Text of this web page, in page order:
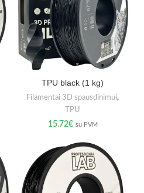
TPU black (1 kg)
Filamentai 3D spausdinimui,
TPU
15.72€ su PVM